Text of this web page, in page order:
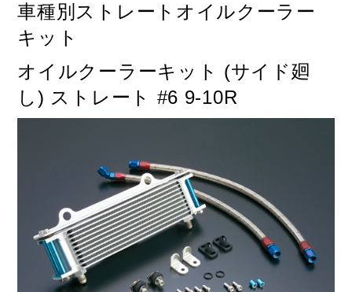
HARLEY DAVIDSON
閉じる
車種別ストレートオイルクーラー
キット
オイルクーラーキット (サイド廻
し) ストレート #6 9-10R